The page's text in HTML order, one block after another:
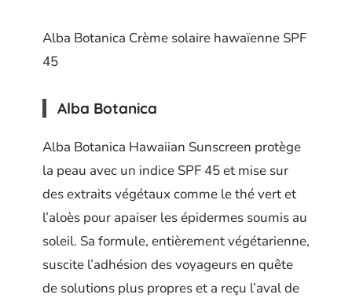
Alba Botanica Crème solaire hawaïenne SPF
45
Alba Botanica
Alba Botanica Hawaiian Sunscreen protège
la peau avec un indice SPF 45 et mise sur
des extraits végétaux comme le thé vert et
l’aloès pour apaiser les épidermes soumis au
soleil. Sa formule, entièrement végétarienne,
suscite l’adhésion des voyageurs en quête
de solutions plus propres et a reçu l’aval de